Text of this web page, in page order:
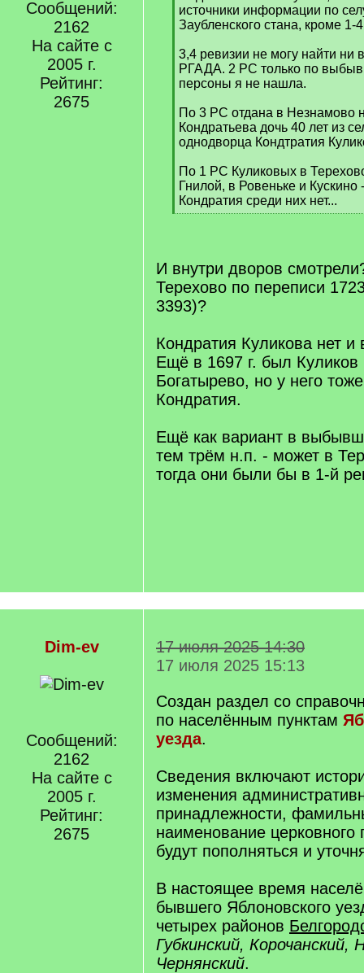
Сообщений:
2162
На сайте с
2005 г.
Рейтинг:
2675
q
]
источники информации по
Заубленского стана, кроме 1-
3,4 ревизии не могу найти
РГАДА. 2 РС только по
персоны я не нашла.
По 3 РС отдана в Незнамово
Кондратьева дочь 40 лет из
однодворца Кондтратия
По 1 РС Куликовых в
Гнилой, в Ровеньке и
Кондратия среди них нет...
[
И внутри дворов
Терехово по переписи
3393)?
Кондратия Куликова нет и
Ещё в 1697 г. был
Богатырево, но у него
Кондратия.
Ещё как вариант в
тем трём н.п. - может в
тогда они были бы в 1-й
Dim-ev
Сообщений:
2162
На сайте с
2005 г.
Рейтинг:
2675
17 июля 2025 14:30
17 июля 2025 15:13
Создан раздел со
по населённым пунктам
уезда.
Сведения включают
изменения
принадлежности,
наименование
будут пополняться и
В настоящее время
бывшего Яблоновского
четырех районов
Губкинский, Корочанский,
Чернянский.